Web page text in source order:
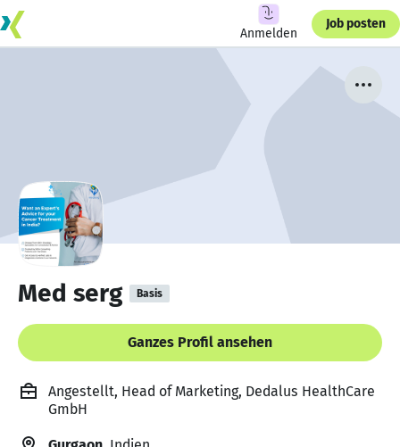
Anmelden
Job posten
Med serg Basis
Ganzes Profil ansehen
Angestellt, Head of Marketing, Dedalus HealthCare
GmbH